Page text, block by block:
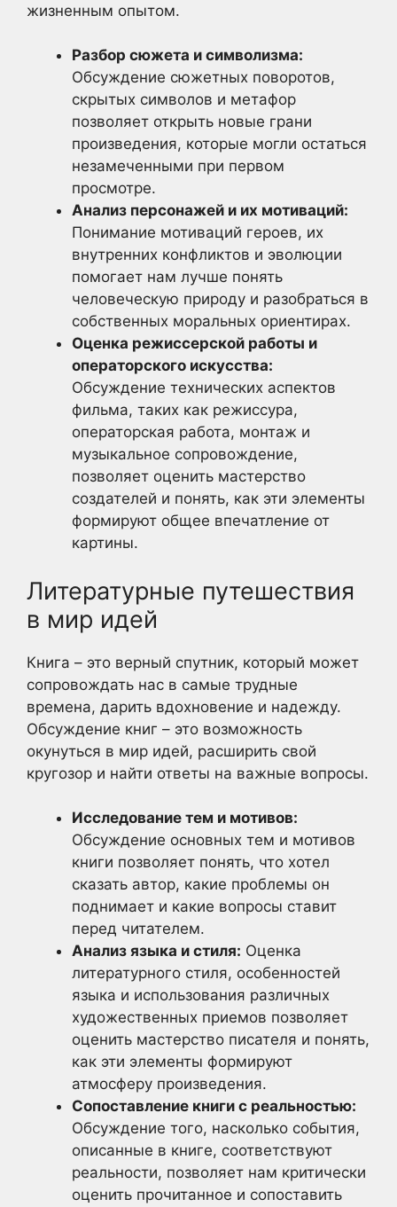
жизненным опытом.
Разбор сюжета и символизма:
Обсуждение сюжетных поворотов,
скрытых символов и метафор
позволяет открыть новые грани
произведения, которые могли остаться
незамеченными при первом
просмотре.
Анализ персонажей и их мотиваций:
Понимание мотиваций героев, их
внутренних конфликтов и эволюции
помогает нам лучше понять
человеческую природу и разобраться в
собственных моральных ориентирах.
Оценка режиссерской работы и
операторского искусства:
Обсуждение технических аспектов
фильма, таких как режиссура,
операторская работа, монтаж и
музыкальное сопровождение,
позволяет оценить мастерство
создателей и понять, как эти элементы
формируют общее впечатление от
картины.
Литературные путешествия
в мир идей
Книга – это верный спутник, который может
сопровождать нас в самые трудные
времена, дарить вдохновение и надежду.
Обсуждение книг – это возможность
окунуться в мир идей, расширить свой
кругозор и найти ответы на важные вопросы.
Исследование тем и мотивов:
Обсуждение основных тем и мотивов
книги позволяет понять, что хотел
сказать автор, какие проблемы он
поднимает и какие вопросы ставит
перед читателем.
Анализ языка и стиля: Оценка
литературного стиля, особенностей
языка и использования различных
художественных приемов позволяет
оценить мастерство писателя и понять,
как эти элементы формируют
атмосферу произведения.
Сопоставление книги с реальностью:
Обсуждение того, насколько события,
описанные в книге, соответствуют
реальности, позволяет нам критически
оценить прочитанное и сопоставить